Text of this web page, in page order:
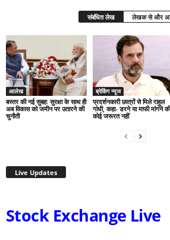
संबंधित लेख लेखक से और
आलेख
बस्तर की नई सुबह: सुरक्षा के साथ ही
अब विकास को जमीन पर उतारने की
चुनौती
ब्रेकिंग न्यूज
प्रदर्शनकारी छात्रों से मिले राहुल
गांधी, कहा- डरने या माफी मांगने की
कोई जरूरत नहीं
Live Updates
Stock Exchange Live